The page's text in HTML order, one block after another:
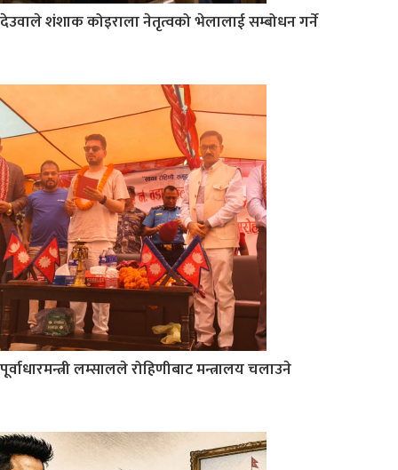
देउवाले शंशाक कोइराला नेतृत्वको भेलालाई सम्बोधन गर्ने
पूर्वाधारमन्त्री लम्सालले रोहिणीबाट मन्त्रालय चलाउने